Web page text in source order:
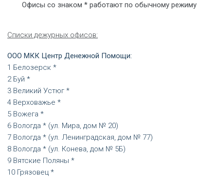
Офисы со знаком * работают по обычному режиму
Списки дежурных офисов:
ООО МКК Центр Денежной Помощи:
Белозерск *
Буй *
Великий Устюг *
Верховажье *
Вожега *
Вологда * (ул. Мира, дом № 20)
Вологда * (ул. Ленинградская, дом № 77)
Вологда * (ул. Конева, дом № 5Б)
Вятские Поляны *
Грязовец *